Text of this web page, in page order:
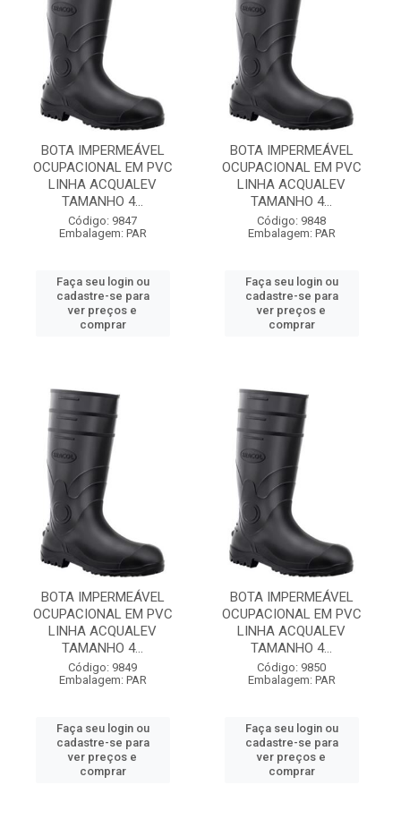
BOTA IMPERMEÁVEL
OCUPACIONAL EM PVC
LINHA ACQUALEV
TAMANHO 4...
Código: 9847
Embalagem: PAR
Faça seu login ou
cadastre-se para
ver preços e
comprar
BOTA IMPERMEÁVEL
OCUPACIONAL EM PVC
LINHA ACQUALEV
TAMANHO 4...
Código: 9848
Embalagem: PAR
Faça seu login ou
cadastre-se para
ver preços e
comprar
BOTA IMPERMEÁVEL
OCUPACIONAL EM PVC
LINHA ACQUALEV
TAMANHO 4...
Código: 9849
Embalagem: PAR
Faça seu login ou
cadastre-se para
ver preços e
comprar
BOTA IMPERMEÁVEL
OCUPACIONAL EM PVC
LINHA ACQUALEV
TAMANHO 4...
Código: 9850
Embalagem: PAR
Faça seu login ou
cadastre-se para
ver preços e
comprar